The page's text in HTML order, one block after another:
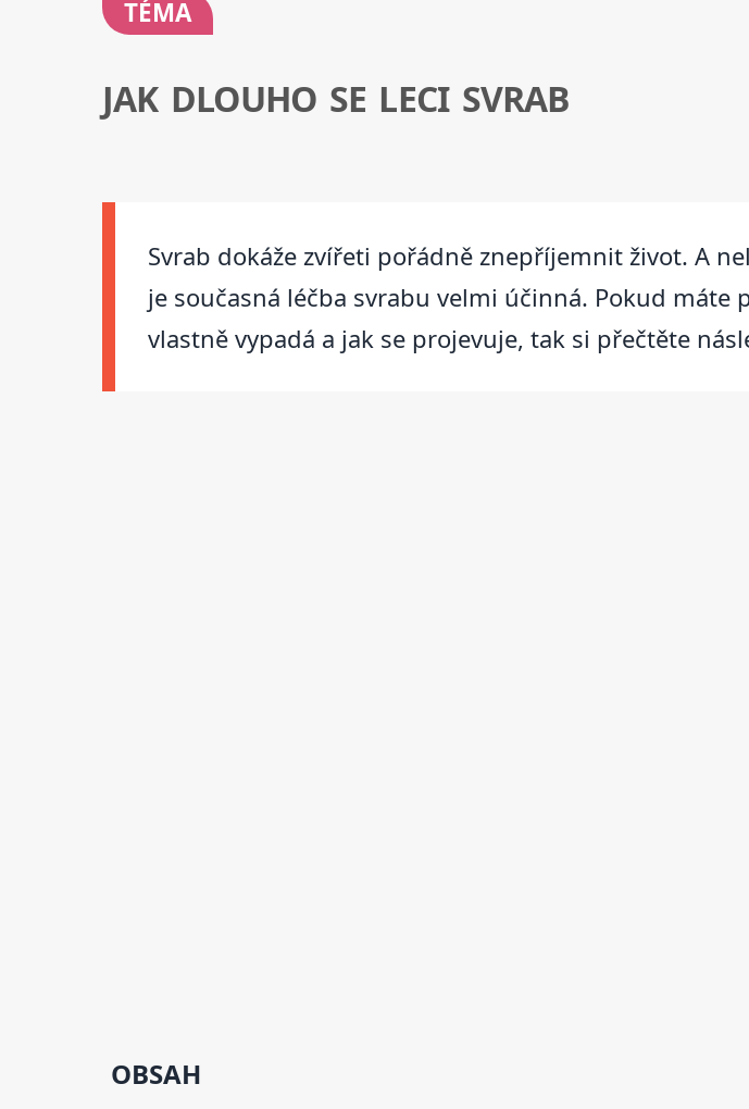
TÉMA
JAK DLOUHO SE LECI SVRAB
Svrab dokáže zvířeti pořádně znepříjemnit život. A
je současná léčba svrabu velmi účinná. Pokud
vlastně vypadá a jak se projevuje, tak si přečtěte
OBSAH